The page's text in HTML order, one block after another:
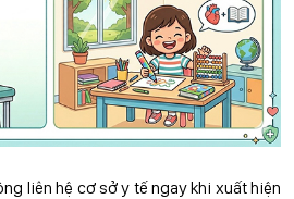
liên hệ cơ sở y tế ngay khi xuất hiện